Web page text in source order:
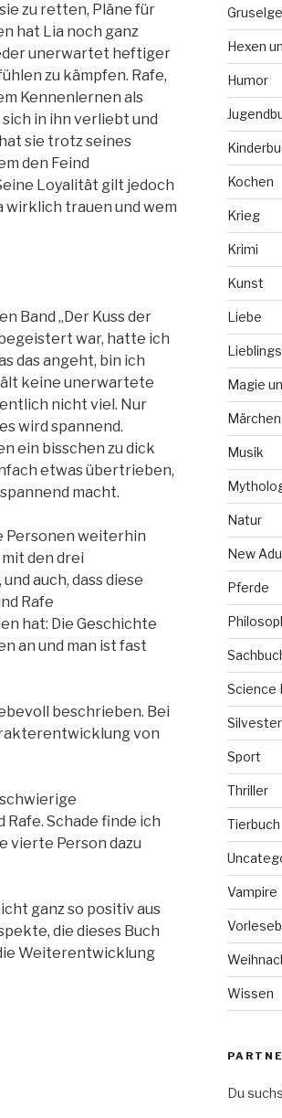
zu retten, Pläne für
hat Lia noch ganz
unerwartet heftiger
zu kämpfen. Rafe,
Kennenlernen als
in ihn verliebt und
sie trotz seines
den Feind
Loyalität gilt jedoch
wirklich trauen und wem
Band „Der Kuss der
war, hatte ich
das angeht, bin ich
keine unerwartete
nicht viel. Nur
wird spannend.
ein bisschen zu dick
etwas übertrieben,
macht.
Personen weiterhin
den drei
auch, dass diese
Rafe
hat: Die Geschichte
an und man ist fast
beschrieben. Bei
von
Rafe. Schade finde ich
vierte Person dazu
ganz so positiv aus
die dieses Buch
Weiterentwicklung
Hexen
Humor
Kochen
Krieg
Krimi
Kunst
Liebe
Magie
Märchen
Musik
Natur
New
Pferde
Science
Silvester
Sport
Thriller
Tierbuch
Vampire
Wissen
Du